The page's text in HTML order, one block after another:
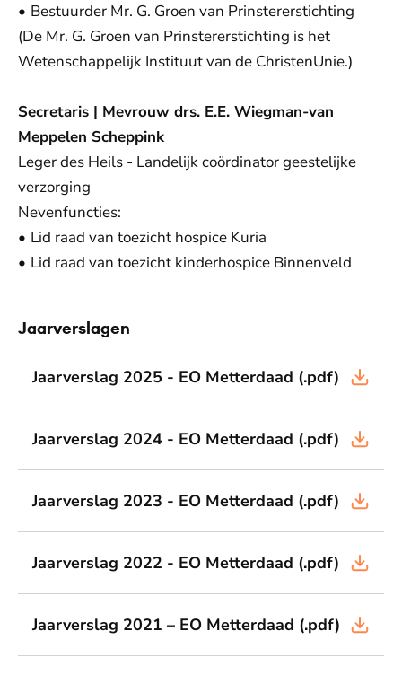
• Bestuurder Mr. G. Groen van Prinstererstichting
(De Mr. G. Groen van Prinstererstichting is het
Wetenschappelijk Instituut van de ChristenUnie.)
Secretaris | Mevrouw drs. E.E. Wiegman-van
Meppelen Scheppink
Leger des Heils - Landelijk coördinator geestelijke
verzorging
Nevenfuncties:
• Lid raad van toezicht hospice Kuria
• Lid raad van toezicht kinderhospice Binnenveld
Jaarverslagen
Jaarverslag 2025 - EO Metterdaad (.pdf)
Jaarverslag 2024 - EO Metterdaad (.pdf)
Jaarverslag 2023 - EO Metterdaad (.pdf)
Jaarverslag 2022 - EO Metterdaad (.pdf)
Jaarverslag 2021 – EO Metterdaad (.pdf)